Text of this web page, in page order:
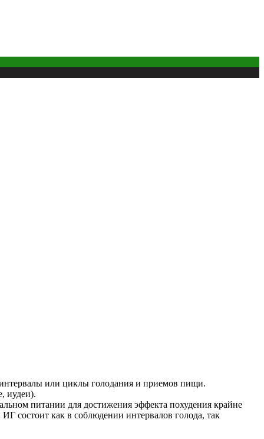
или циклы голодания и приемов пищи.
иудеи).
питании для достижения эффекта похудения крайне
состоит как в соблюдении интервалов голода, так